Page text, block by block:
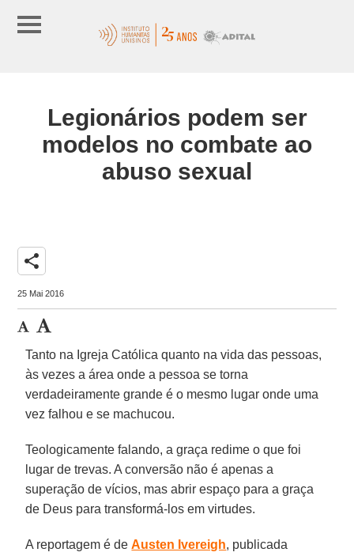
Legionários podem ser
modelos no combate ao
abuso sexual
share
25 Mai 2016
Tanto na Igreja Católica quanto na vida das pessoas,
às vezes a área onde a pessoa se torna
verdadeiramente grande é o mesmo lugar onde uma
vez falhou e se machucou.
Teologicamente falando, a graça redime o que foi
lugar de trevas. A conversão não é apenas a
superação de vícios, mas abrir espaço para a graça
de Deus para transformá-los em virtudes.
A reportagem é deAusten Ivereigh, publicada